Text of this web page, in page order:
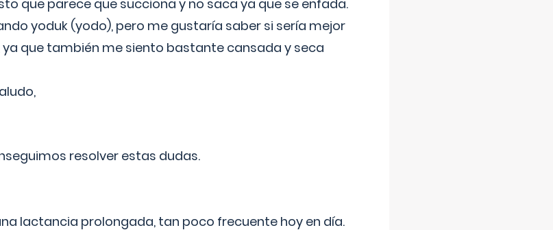
que parece que succiona y no saca ya que se enfada.
yoduk (yodo), pero me gustaría saber si sería mejor
que también me siento bastante cansada y seca
resolver estas dudas.
lactancia prolongada, tan poco frecuente hoy en día.